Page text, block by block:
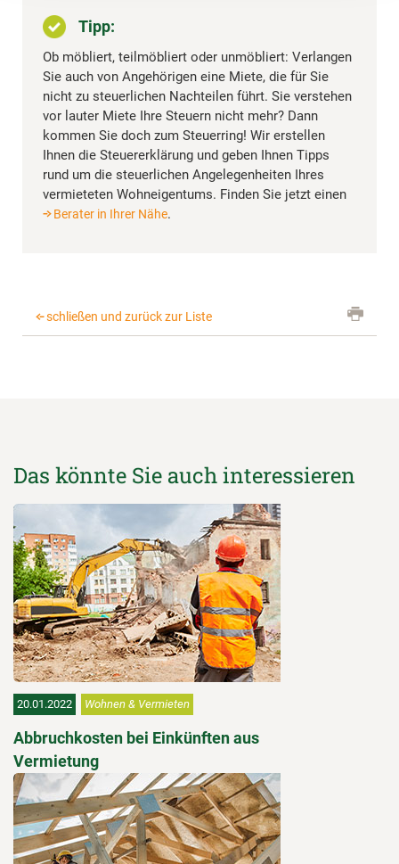
Tipp:
Ob möbliert, teilmöbliert oder unmöbliert: Verlangen
Sie auch von Angehörigen eine Miete, die für Sie
nicht zu steuerlichen Nachteilen führt. Sie verstehen
vor lauter Miete Ihre Steuern nicht mehr? Dann
kommen Sie doch zum Steuerring! Wir erstellen
Ihnen die Steuererklärung und geben Ihnen Tipps
rund um die steuerlichen Angelegenheiten Ihres
vermieteten Wohneigentums. Finden Sie jetzt einen
Berater in Ihrer Nähe.
schließen und zurück zur Liste
Das könnte Sie auch interessieren
20.01.2022 Wohnen & Vermieten
Abbruchkosten bei Einkünften aus
Vermietung